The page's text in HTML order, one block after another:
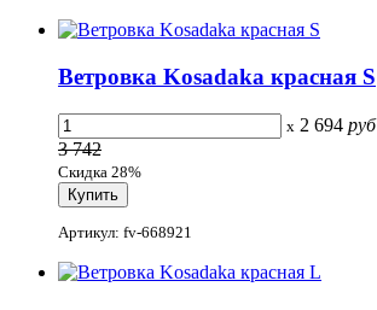
Ветровка Kosadaka красная S
x 2 694 руб
3 742
Скидка 28%
Артикул: fv-668921